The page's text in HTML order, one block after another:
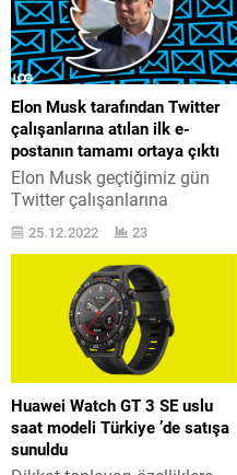
Elon Musk tarafından Twitter
çalışanlarına atılan ilk e-
postanın tamamı ortaya çıktı
Elon Musk geçtiğimiz gün
Twitter çalışanlarına
müteveccih ilk toplu e-postayı
gönderdi. Peki firmanın
sahibi burada ne yazdı?
Geçtiğimiz hafta Twitter ’da
çok büyük bir işten çıkarma
yapan Elon Musk, dediğimiz
gibi yeni firmasının kalan
çalışanlarına ilk e-postayı
gönderdi. Musk burada bütün
olarak şunları yazdı: “Bunun
tüm işletmeye yolladığım ilk
e-posta...
25.12.2022 23
Huawei Watch GT 3 SE uslu
saat modeli Türkiye ’de satışa
sunuldu